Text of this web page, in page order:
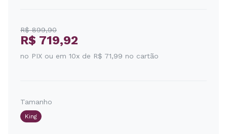
R$ 899,90
R$ 719,92
no PIX ou em 10x de R$ 71,99 no cartão
Tamanho
King